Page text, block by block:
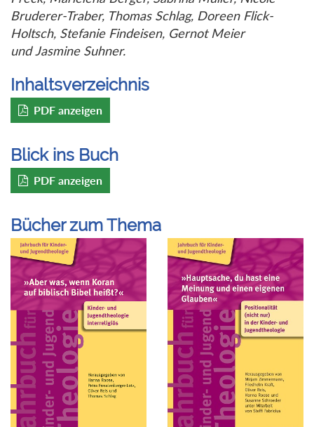
Bruderer-Traber, Thomas Schlag, Doreen Flick-
Holtsch, Stefanie Findeisen, Gernot Meier
undJasmine Suhner.
Inhaltsverzeichnis
PDF anzeigen
Blick ins Buch
PDF anzeigen
Bücher zum Thema